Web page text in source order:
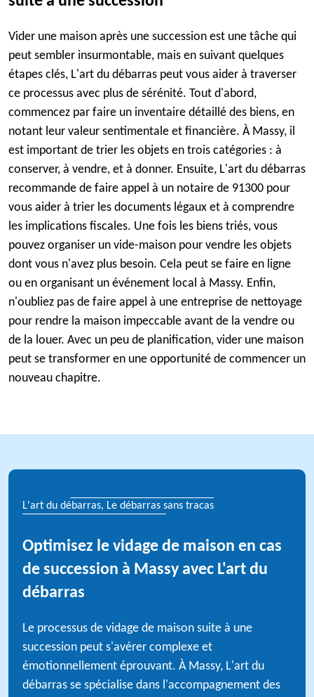
Vider une maison après une succession est une tâche qui
peut sembler insurmontable, mais en suivant quelques
étapes clés, L'art du débarras peut vous aider à traverser
ce processus avec plus de sérénité. Tout d'abord,
commencez par faire un inventaire détaillé des biens, en
notant leur valeur sentimentale et financière. À Massy, il
est important de trier les objets en trois catégories : à
conserver, à vendre, et à donner. Ensuite, L'art du débarras
recommande de faire appel à un notaire de 91300 pour
vous aider à trier les documents légaux et à comprendre
les implications fiscales. Une fois les biens triés, vous
pouvez organiser un vide-maison pour vendre les objets
dont vous n'avez plus besoin. Cela peut se faire en ligne
ou en organisant un événement local à Massy. Enfin,
n'oubliez pas de faire appel à une entreprise de nettoyage
pour rendre la maison impeccable avant de la vendre ou
de la louer. Avec un peu de planification, vider une maison
peut se transformer en une opportunité de commencer un
nouveau chapitre.
L'art du débarras, Le débarras sans tracas
Optimisez le vidage de maison en cas
de succession à Massy avec L'art du
débarras
Le processus de vidage de maison suite à une
succession peut s'avérer complexe et
émotionnellement éprouvant. À Massy, L'art du
débarras se spécialise dans l'accompagnement des